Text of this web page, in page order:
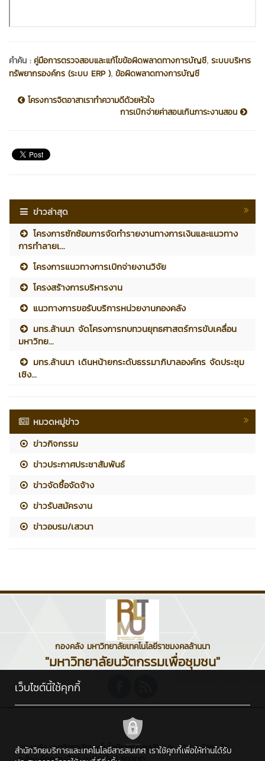
คำค้น : คู่มือการตรวจสอบและแก้ไขข้อผิดพลาดทางการบัญชี, ระบบบริหาร
ทรัพยากรองค์กร (ระบบ ERP ), ข้อผิดพลาดทางการบัญชี
โครงการจิตอาสาเราทำความดีด้วยหัวใจ
การเบิกจ่ายค่าสอนเกินภาระงานสอน
ข่าวล่าสุด
โครงการซักซ้อมการจัดทำรายงานทางการเงินและแนวทาง
การทำลายเ...
โครงการแนวทางการเบิกจ่ายงานวิจัย
โครงสร้างการบริหารงาน
แนวทางการขอรับบริการหน่วยงานกองคลัง
มทร.ล้านนา จัดโครงการทบทวนยุทธศาสตร์การขับเคลื่อน
มหาวิทย...
มทร.ล้านนา เดินหน้ายกระดับธรรมาภิบาลองค์กร จัดประชุม
เชิง...
หมวดหมู่ข่าว
ข่าวกิจกรรม
ข่าวประกาศประชาสัมพันธ์
ข่าวจัดซื้อจัดจ้าง
ข่าวรับสมัครงาน
ข่าวอบรม/เสวนา
กองคลัง มหาวิทยาลัยเทคโนโลยีราชมงคลล้านนา
"มหาวิทยาลัยนวัตกรรมเพื่อชุมชน"
กองคลัง มหาวิทยาลัยเทคโนโลยีราชมงคลล้านนา : 128 ถ.ห้วยแก้ว
เว็บไซต์นี้ใช้คุกกี้
สำนักวิทยบริการและเทคโนโลยีสารสนเทศ เราใช้คุกกี้เพื่อให้ท่านได้รับ